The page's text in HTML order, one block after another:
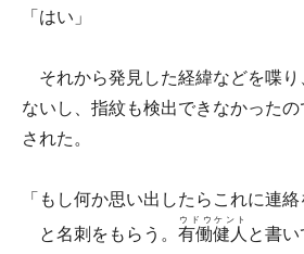
「はい」
それから発見した経緯などを喋り
ないし、指紋も検出できなかった
された。
「もし何か思い出したらこれに連絡
と名刺をもらう。 有働健人
ウドウケント
と書い